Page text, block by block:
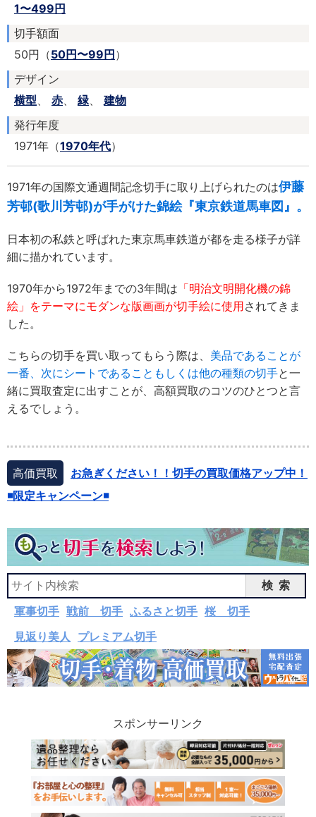
1〜499円
切手額面
50円（50円〜99円）
デザイン
横型
赤 緑
建物
発行年度
1971年（1970年代）
1971年の国際文通週間記念切手に取り上げられたのは伊藤
芳邨(歌川芳邨)が手がけた錦絵『東京鉄道馬車図』。
日本初の私鉄と呼ばれた東京馬車鉄道が都を走る様子が詳
細に描かれています。
1970年から1972年までの3年間は 「明治文明開化機の錦
絵」をテーマにモダンな版画画が切手絵に使用されてきま
した。
こちらの切手を買い取ってもらう際は、 美品であることが
一番、次にシートであることもしくは他の種類の切手と一
緒に買取査定に出すことが、高額買取のコツのひとつと言
えるでしょう。
高価買取
お急ぎください！！切手の買取価格アップ中！
◾️限定キャンペーン◾️
検索
軍事切手 戦前 切手 ふるさと切手 桜 切手
見返り美人
プレミアム切手
スポンサーリンク